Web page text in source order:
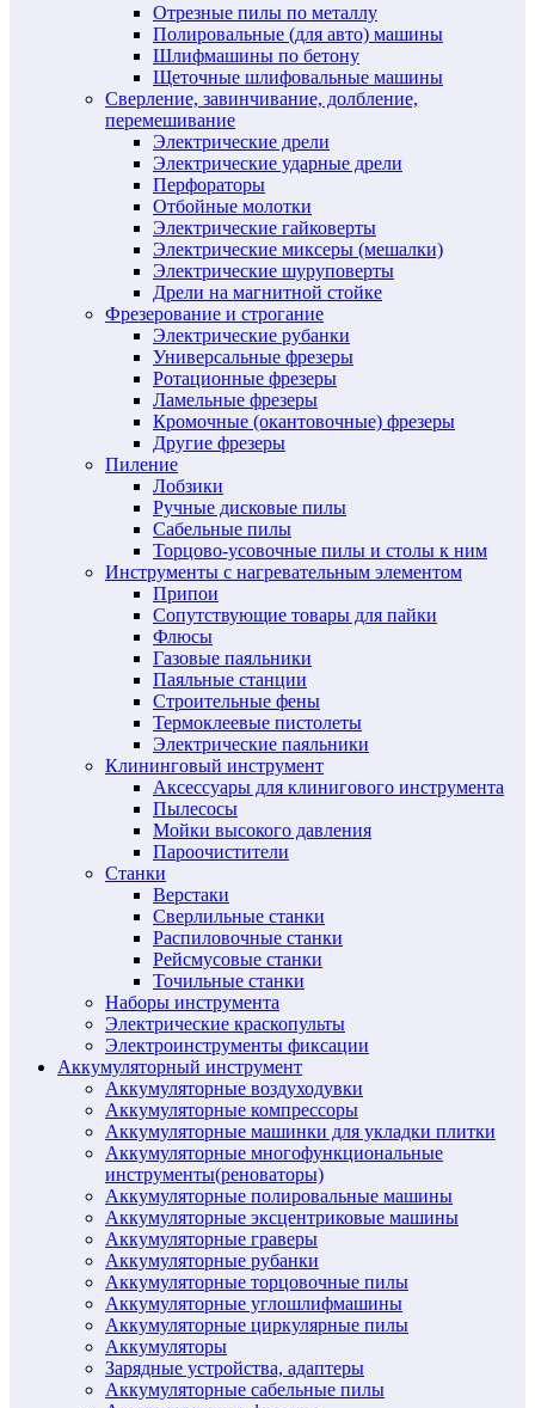
Отрезные пилы по металлу
Полировальные (для авто) машины
Шлифмашины по бетону
Щеточные шлифовальные машины
Сверление, завинчивание, долбление,
перемешивание
Электрические дрели
Электрические ударные дрели
Перфораторы
Отбойные молотки
Электрические гайковерты
Электрические миксеры (мешалки)
Электрические шуруповерты
Дрели на магнитной стойке
Фрезерование и строгание
Электрические рубанки
Универсальные фрезеры
Ротационные фрезеры
Ламельные фрезеры
Кромочные (окантовочные) фрезеры
Другие фрезеры
Пиление
Лобзики
Ручные дисковые пилы
Сабельные пилы
Торцово-усовочные пилы и столы к ним
Инструменты с нагревательным элементом
Припои
Сопутствующие товары для пайки
Флюсы
Газовые паяльники
Паяльные станции
Строительные фены
Термоклеевые пистолеты
Электрические паяльники
Клининговый инструмент
Аксессуары для клинигового инструмента
Пылесосы
Мойки высокого давления
Пароочистители
Станки
Верстаки
Сверлильные станки
Распиловочные станки
Рейсмусовые станки
Точильные станки
Наборы инструмента
Электрические краскопульты
Электроинструменты фиксации
Аккумуляторный инструмент
Аккумуляторные воздуходувки
Аккумуляторные компрессоры
Аккумуляторные машинки для укладки плитки
Аккумуляторные многофункциональные
инструменты(реноваторы)
Аккумуляторные полировальные машины
Аккумуляторные эксцентриковые машины
Аккумуляторные граверы
Аккумуляторные рубанки
Аккумуляторные торцовочные пилы
Аккумуляторные углошлифмашины
Аккумуляторные циркулярные пилы
Аккумуляторы
Зарядные устройства, адаптеры
Аккумуляторные сабельные пилы